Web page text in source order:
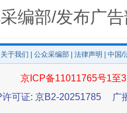
一
编部/发布广
关于我们 公众采编部 法律声明 | 中国
京ICP备11011765号1至
许可证: 京B2-20251785
广